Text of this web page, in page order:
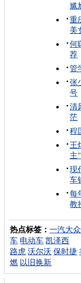
尴
重
美
何
荐
管
张
号
清
茫
程
王
主
现
车
每
教
热点标签：一汽大众
车 电动车 凯泽西
路虎 沃尔沃 保时捷
燃 以旧换新